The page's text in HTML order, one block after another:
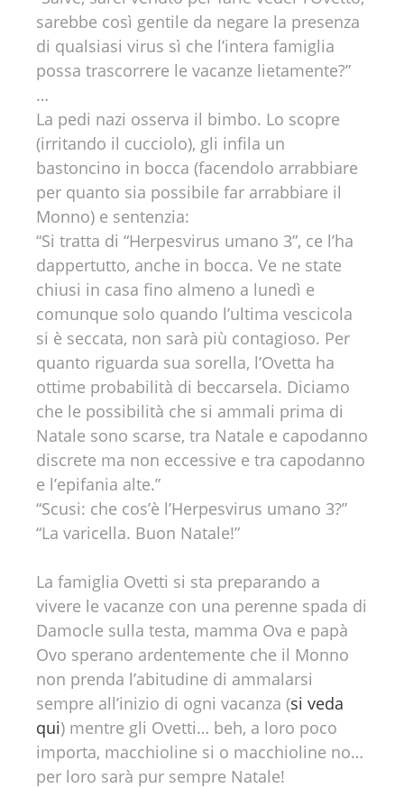
sarebbe così gentile da negare la presenza
di qualsiasi virus sì che l’intera famiglia
possa trascorrere le vacanze lietamente?”
…
La pedi nazi osserva il bimbo. Lo scopre
(irritando il cucciolo), gli infila un
bastoncino in bocca (facendolo arrabbiare
per quanto sia possibile far arrabbiare il
Monno) e sentenzia:
“Si tratta di “Herpesvirus umano 3”, ce l’ha
dappertutto, anche in bocca. Ve ne state
chiusi in casa fino almeno a lunedì e
comunque solo quando l’ultima vescicola
si è seccata, non sarà più contagioso. Per
quanto riguarda sua sorella, l’Ovetta ha
ottime probabilità di beccarsela. Diciamo
che le possibilità che si ammali prima di
Natale sono scarse, tra Natale e capodanno
discrete ma non eccessive e tra capodanno
e l’epifania alte.”
“Scusi: che cos’è l’Herpesvirus umano 3?”
“La varicella. Buon Natale!”
La famiglia Ovetti si sta preparando a
vivere le vacanze con una perenne spada di
Damocle sulla testa, mamma Ova e papà
Ovo sperano ardentemente che il Monno
non prenda l’abitudine di ammalarsi
sempre all’inizio di ogni vacanza (si veda
qui) mentre gli Ovetti… beh, a loro poco
importa, macchioline si o macchioline no…
per loro sarà pur sempre Natale!